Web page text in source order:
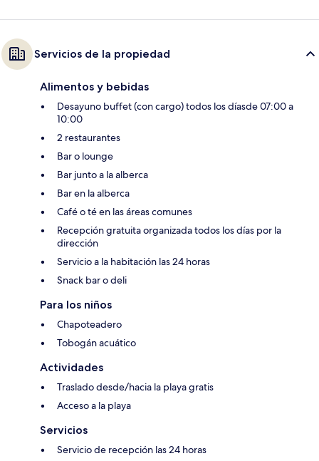
Servicios de la propiedad
Alimentos y bebidas
Desayuno buffet (con cargo) todos los díasde 07:00 a
10:00
2 restaurantes
Bar o lounge
Bar junto a la alberca
Bar en la alberca
Café o té en las áreas comunes
Recepción gratuita organizada todos los días por la
dirección
Servicio a la habitación las 24 horas
Snack bar o deli
Para los niños
Chapoteadero
Tobogán acuático
Actividades
Traslado desde/hacia la playa gratis
Acceso a la playa
Servicios
Servicio de recepción las 24 horas